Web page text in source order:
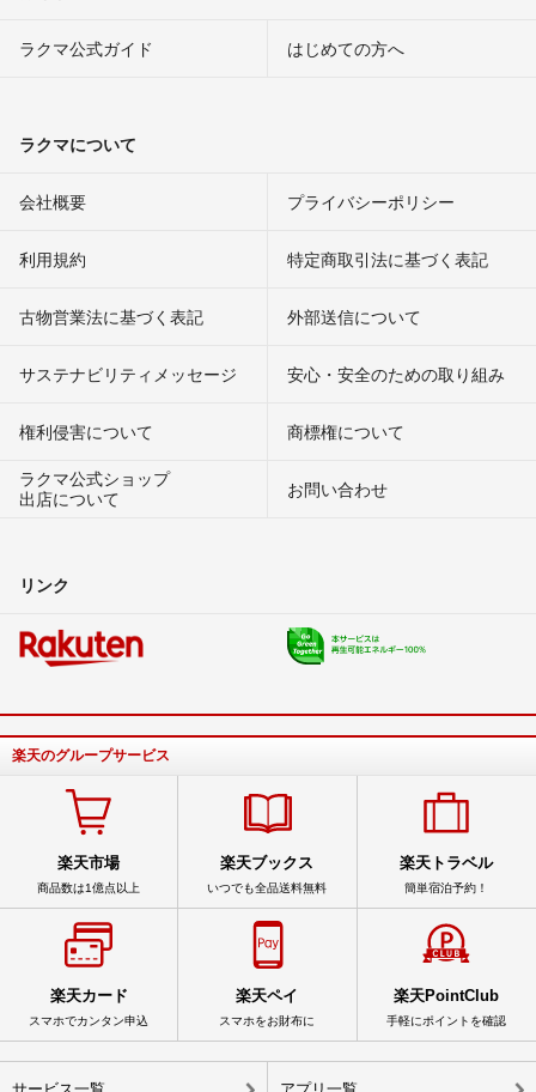
ラクマ公式ガイド はじめての方へ
ラクマについて
会社概要 プライバシーポリシー
利用規約 特定商取引法に基づく表記
古物営業法に基づく表記 外部送信について
サステナビリティメッセージ 安心・安全のための取り組み
権利侵害について
商標権について
ラクマ公式ショップ
出店について
お問い合わせ
リンク
楽天のグループサービス
楽天市場
商品数は1億点以上
楽天ブックス
いつでも全品送料無料
楽天トラベル
簡単宿泊予約！
楽天カード
スマホでカンタン申込
楽天ペイ
スマホをお財布に
楽天PointClub
手軽にポイントを確認